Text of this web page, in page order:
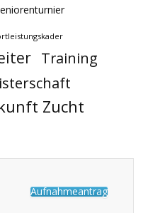
Training
Zucht
Aufnahmeantrag